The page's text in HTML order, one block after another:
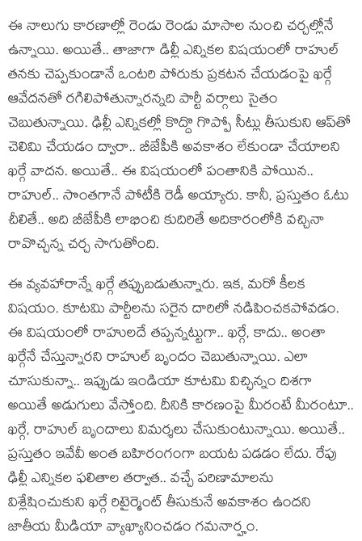
ఈ నాలుగు కార‌ణాల్లో రెండు రెండు మాసాల నుంచి చ‌ర్చ‌ల్లోనే
ఉన్నాయి. అయితే.. తాజాగా డిల్లీ ఎన్నికల విష‌యంలో రాహుల్
త‌న‌కు చెప్ప‌కుండానే ఒంట‌రి పోరుకు ప్ర‌క‌ట‌న చేయ‌డంపై ఖ‌ర్గే
ఆవేద‌న‌తో ర‌గిలిపోతున్నార‌న్న‌ది పార్టీ వ‌ర్గాలు సైతం
చెబుతున్నాయి. ఢిల్లీ ఎన్నిక‌ల్లో కొద్దొ గొప్పో సీట్లు తీసుకుని ఆప్‌తో
చెలిమి చేయ‌డం ద్వారా.. బీజేపీకి అవ‌కాశం లేకుండా చేయాల‌ని
ఖ‌ర్గే వాద‌న‌. అయితే.. ఈ విష‌యంలో పంతానికి పోయిన‌..
రాహుల్‌.. సొంతగానే పోటీకి రెడీ అయ్యారు. కానీ, ప్ర‌స్తుతం ఓటు
చీలితే.. అది బీజేపీకి లాభించి కుదిరితే అదికారంలోకి వ‌చ్చినా
రావొచ్చ‌న్న చ‌ర్చ సాగుతోంది.
ఈ వ్య‌వ‌హారాన్నే ఖ‌ర్గే త‌ప్పుబ‌డుతున్నారు. ఇక‌, మ‌రో కీల‌క
విష‌యం. కూట‌మి పార్టీలను స‌రైన దారిలో న‌డిపించ‌క‌పోవ‌డం.
ఈ విష‌యంలో రాహుల‌దే త‌ప్ప‌న్న‌ట్టుగా.. ఖ‌ర్గే, కాదు.. అంతా
ఖ‌ర్గేనే చేస్తున్నార‌ని రాహుల్ బృందం చెబుతున్నాయి. ఎలా
చూసుకున్నా.. ఇప్పుడు ఇండియా కూట‌మి విచ్ఛిన్నం దిశ‌గా
అయితే అడుగులు వేస్తోంది. దీనికి కార‌ణంపై మీరంటే మీరంటూ..
ఖ‌ర్గే, రాహుల్ బృందాలు విమ‌ర్శ‌లు చేసుకుంటున్నాయి. అయితే..
ప్ర‌స్తుతం ఇవేవీ అంత బ‌హిరంగంగా బ‌య‌ట ప‌డ‌డం లేదు. రేపు
ఢిల్లీ ఎన్నిక‌ల ఫ‌లితాల త‌ర్వాత‌.. వ‌చ్చే ప‌రిణామాల‌ను
విశ్లేషించుకుని ఖ‌ర్గే రిటైర్మెంట్ తీసుకునే అవ‌కాశం ఉందని
జాతీయ మీడియా వ్యాఖ్యానించ‌డం గ‌మ‌నార్హం.